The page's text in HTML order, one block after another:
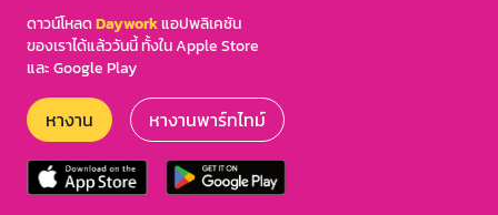
ดาวน์โหลดDayworkแอปพลิเคชัน
ของเราได้แล้ววันนี้ ทั้งใน Apple Store
และ Google Play
หางาน หางานพาร์ทไทม์